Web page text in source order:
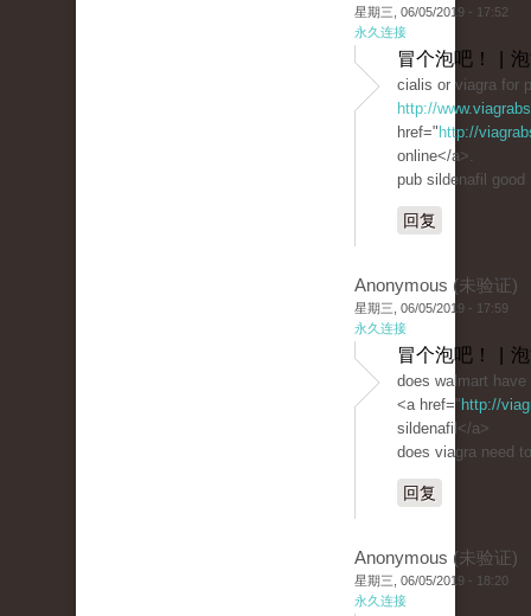
星期三, 06/05/2019 - 17:52
永久连接
冒个泡吧！ |
cialis or viagra for
http://
href=" http://
online</a>.
pub sildenafil good
回复
Anonymous (未验证)
星期三, 06/05/2019 - 17:59
永久连接
冒个泡吧！ |
does walmart
<a href=" http://
sildenafil</a>
does viagra need
回复
Anonymous (未验证)
星期三, 06/05/2019 - 18:20
永久连接